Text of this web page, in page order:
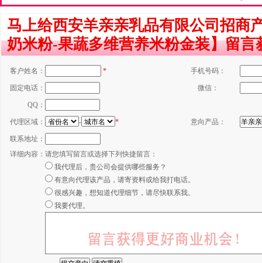
马上给西安羊亲亲乳品有限公司招商
奶米粉-果蔬多维营养米粉金装】留言
客户姓名： * 手机号码：
固定电话： 微信：
QQ：
代理区域： - * 意向产品：
联系地址：
详细内容： 请您填写留言或选择下列快捷留言：
我代理后，贵公司会提供哪些服务？
有意向代理该产品，请寄资料或给我打电话。
很感兴趣，想知道代理细节，请尽快联系我。
我要代理。